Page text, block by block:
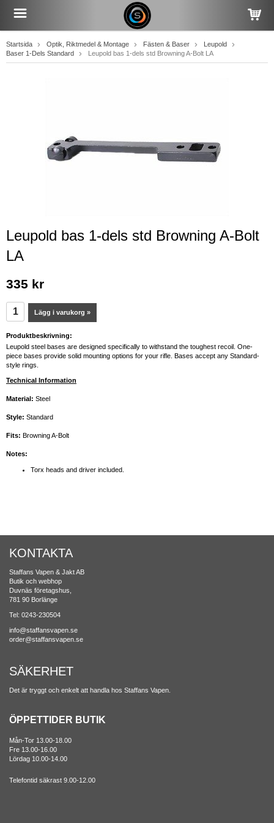
Startsida Optik, Riktmedel & Montage Fästen & Baser
Leupold
Baser 1-Dels Standard
Leupold bas 1-dels std Browning A-Bolt LA
Leupold bas 1-dels std Browning A-Bolt
LA
335 kr
Lägg i varukorg »
Produktbeskrivning:
Leupold steel bases are designed specifically to withstand the toughest recoil. One-
piece bases provide solid mounting options for your rifle. Bases accept any Standard-
style rings.
Technical Information
Material: Steel
Style: Standard
Fits: Browning A-Bolt
Notes:
Torx heads and driver included.
KONTAKTA
Staffans Vapen & Jakt AB
Butik och webhop
Duvnäs företagshus,
781 90 Borlänge
Tel: 0243-230504
info@staffansvapen.se
order@staffansvapen.se
SÄKERHET
Det är tryggt och enkelt att handla hos Staffans Vapen.
ÖPPETTIDER BUTIK
Mån-Tor 13.00-18.00
Fre 13.00-16.00
Lördag 10.00-14.00
Telefontid säkrast 9.00-12.00